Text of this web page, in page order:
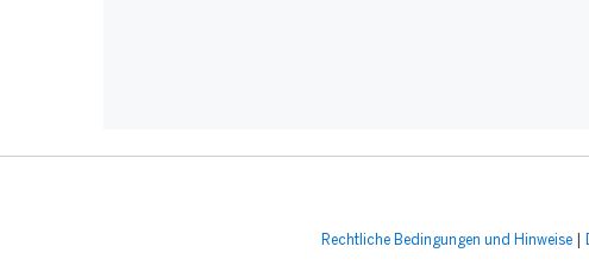
Rechtliche Bedingungen und Hinweise|